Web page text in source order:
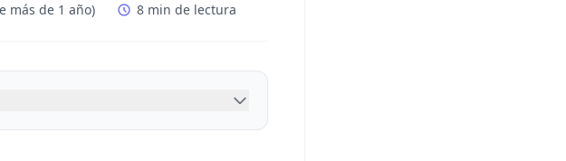
más de 1 año) 8 min de lectura